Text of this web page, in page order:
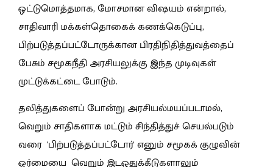
ஒட்டுமொத்தமாக, மோசமான விஷயம் என்றால்,
சாதிவாரி மக்கள்தொகைக் கணக்கெடுப்பு,
பிற்படுத்தப்பட்டோருக்கான பிரதிநிதித்துவத்தைப்
பேசும் சமூகநீதி அரசியலுக்கு இந்த முடிவுகள்
முட்டுக்கட்டை போடும்.
தலித்துகளைப் போன்று அரசியல்மயப்படாமல்,
வெறும் சாதிகளாக மட்டும் சிந்தித்துச் செயல்படும்
வரை 'பிற்படுத்தப்பட்டோர்' எனும் சமூகக் குழுவின்
ஓர்மையை வெறும் இடஒதுக்கீடுகளாலும்